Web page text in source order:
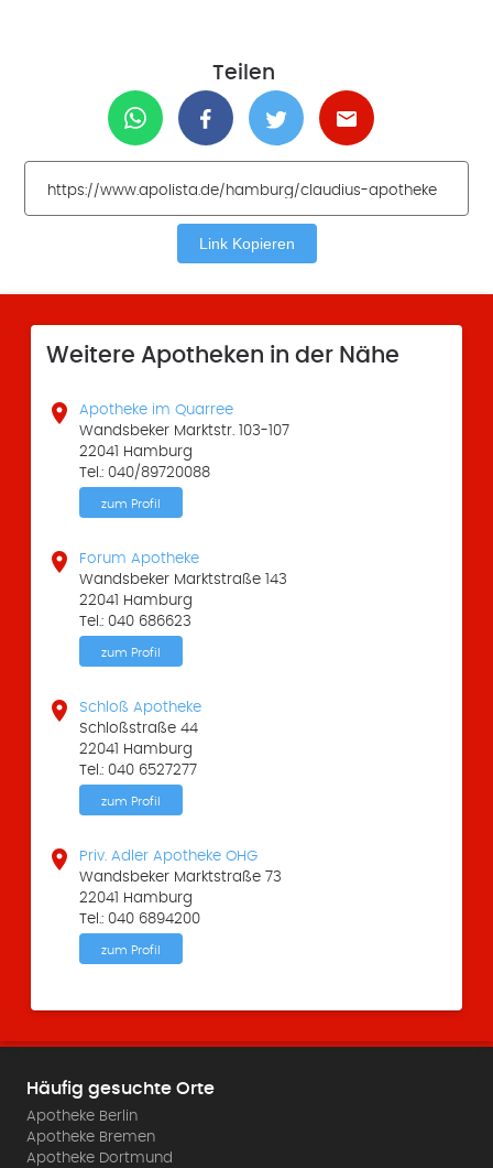
Teilen
Link Kopieren
Weitere Apotheken in der Nähe

Apotheke im Quarree
Wandsbeker Marktstr. 103-107
22041 Hamburg
Tel.: 040/89720088
zum Profil

Forum Apotheke
Wandsbeker Marktstraße 143
22041 Hamburg
Tel.: 040 686623
zum Profil

Schloß Apotheke
Schloßstraße 44
22041 Hamburg
Tel.: 040 6527277
zum Profil

Priv. Adler Apotheke OHG
Wandsbeker Marktstraße 73
22041 Hamburg
Tel.: 040 6894200
zum Profil
Häufig gesuchte Orte
Apotheke Berlin
Apotheke Bremen
Apotheke Dortmund